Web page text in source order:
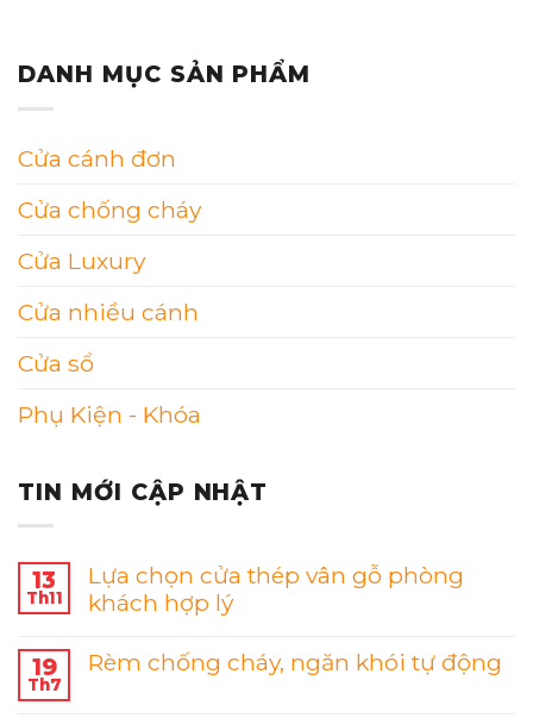
DANH MỤC SẢN PHẨM
Cửa cánh đơn
Cửa chống cháy
Cửa Luxury
Cửa nhiều cánh
Cửa sổ
Phụ Kiện - Khóa
TIN MỚI CẬP NHẬT
13
Th11
Lựa chọn cửa thép vân gỗ phòng
khách hợp lý
19
Th7
Rèm chống cháy, ngăn khói tự động